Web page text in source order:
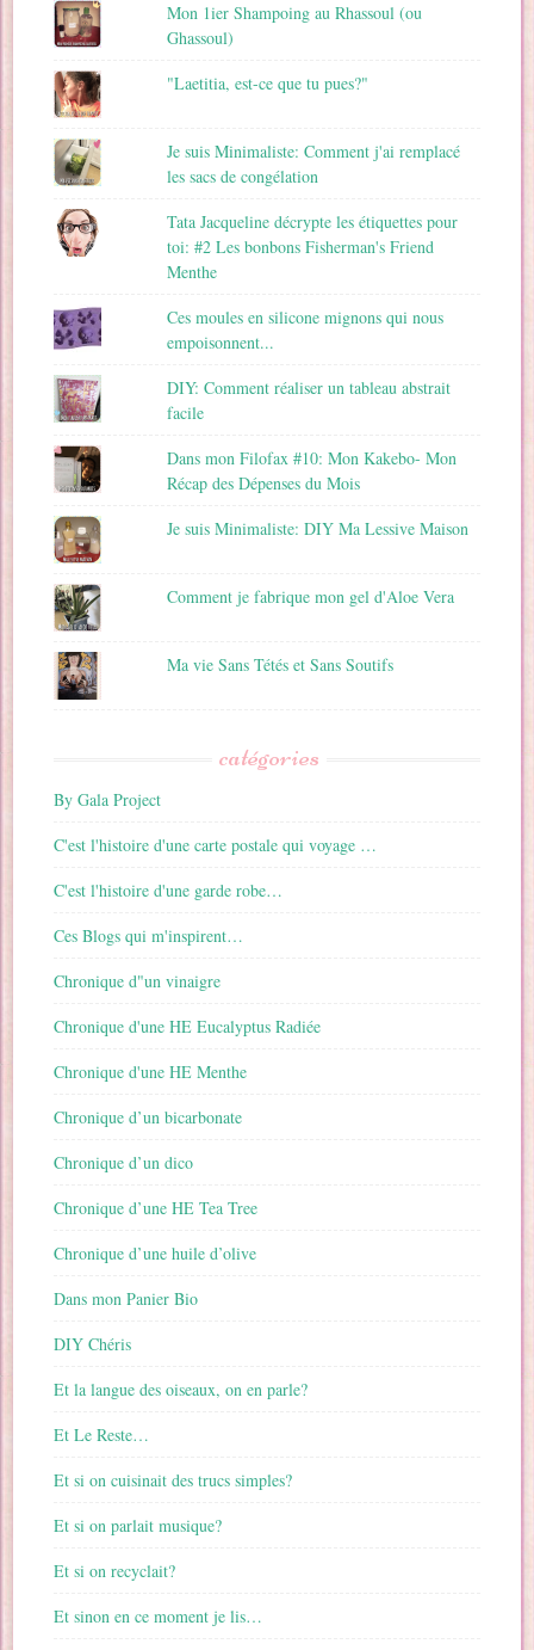
Mon 1ier Shampoing au Rhassoul (ou
Ghassoul)
"Laetitia, est-ce que tu pues?"
Je suis Minimaliste: Comment j'ai remplacé
les sacs de congélation
Tata Jacqueline décrypte les étiquettes pour
toi: #2 Les bonbons Fisherman's Friend
Menthe
Ces moules en silicone mignons qui nous
empoisonnent...
DIY: Comment réaliser un tableau abstrait
facile
Dans mon Filofax #10: Mon Kakebo- Mon
Récap des Dépenses du Mois
Je suis Minimaliste: DIY Ma Lessive Maison
Comment je fabrique mon gel d'Aloe Vera
Ma vie Sans Tétés et Sans Soutifs
catégories
By Gala Project
C'est l'histoire d'une carte postale qui voyage …
C'est l'histoire d'une garde robe…
Ces Blogs qui m'inspirent…
Chronique d"un vinaigre
Chronique d'une HE Eucalyptus Radiée
Chronique d'une HE Menthe
Chronique d’un bicarbonate
Chronique d’un dico
Chronique d’une HE Tea Tree
Chronique d’une huile d’olive
Dans mon Panier Bio
DIY Chéris
Et la langue des oiseaux, on en parle?
Et Le Reste…
Et si on cuisinait des trucs simples?
Et si on parlait musique?
Et si on recyclait?
Et sinon en ce moment je lis…